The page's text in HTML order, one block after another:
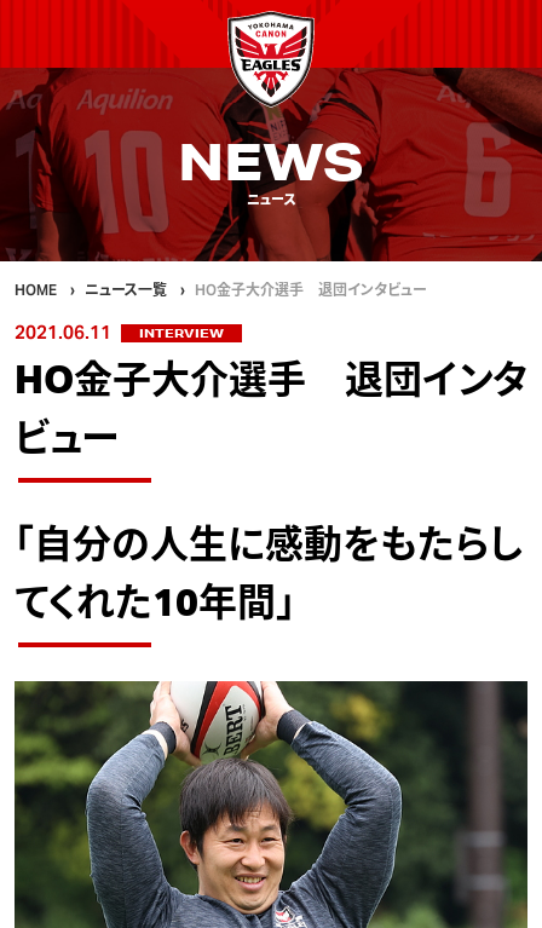
NEWS
ニュース
HOME ニュース一覧 HO金子大介選手 退団インタビュー
2021.06.11 INTERVIEW
HO金子大介選手 退団インタ
ビュー
「自分の人生に感動をもたらし
てくれた10年間」